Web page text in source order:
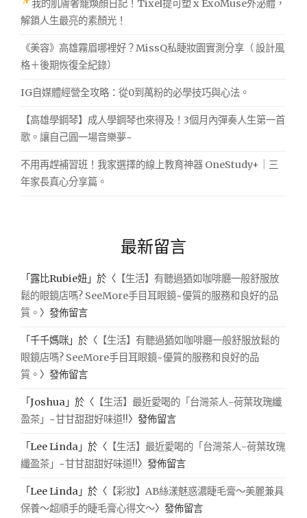
我的肌膚奢寵煥顏日記！Tixel提可塑 x ExoMuse外泌體，
解鎖人生最亮的素顏光！
《美容》高雄霧眉哪裡好？MissQ私睫妝園實測分享（ 設計風
格＋後期恢復全紀錄）
IG自媒體經營全攻略：從0到萬粉的必學技巧與心法。
【高雄學鋼琴】成人學鋼琴也來得及！3個月內彈奏人生第一首
歌。讓自己圓一場音樂夢~
不用再趕補習班！我家選擇的線上教育神器 OneStudy+｜三
年家長真心分享篇。
最新留言
「 露比Rubie妞 」於〈 【生活】有聽過猶如咖啡廳一般舒服放
鬆的眼鏡店嗎? SeeMore手目耳眼鏡~優質的服務和良好的品
質。 〉發佈留言
「千千媽咪 」於〈 【生活】有聽過猶如咖啡廳一般舒服放鬆的
眼鏡店嗎? SeeMore手目耳眼鏡~優質的服務和良好的品
質。 〉發佈留言
「Joshua 」於〈 【生活】最近愛喝的「台灣茶人-荷葉玫瑰纖
盈茶」~甘甘甜甜好味道!!〉發佈留言
「Lee Linda 」於〈 【生活】最近愛喝的「台灣茶人-荷葉玫瑰
纖盈茶」~甘甘甜甜好味道!!〉發佈留言
「Lee Linda 」於〈 【彩妝】AB絲漾魅惑濃睫毛膏～美麗兼具
保養～超順手的睫毛膏心得文～〉發佈留言